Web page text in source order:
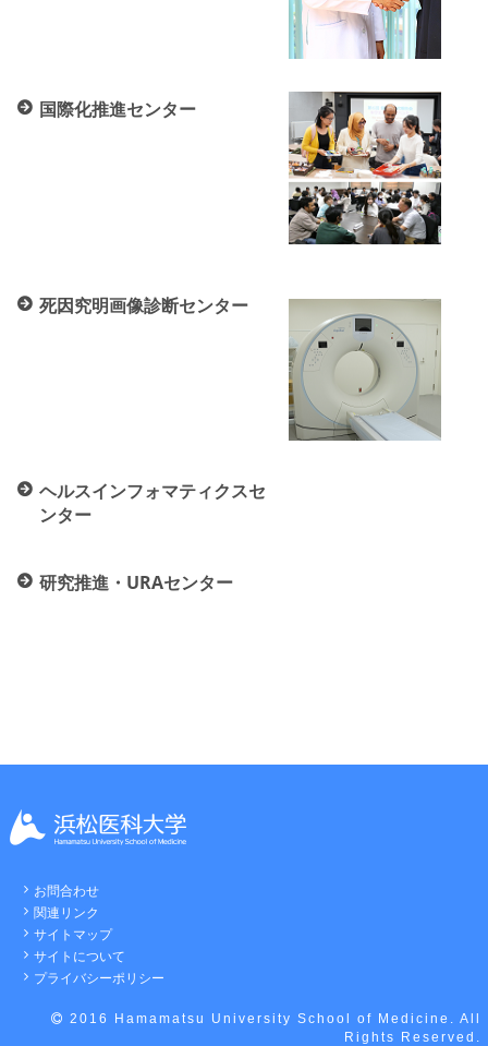
国際化推進センター
死因究明画像診断センター
ヘルスインフォマティクスセ
ンター
研究推進・URAセンター
お問合わせ
関連リンク
サイトマップ
サイトについて
プライバシーポリシー
2016 Hamamatsu University School of Medicine. All
Rights Reserved.